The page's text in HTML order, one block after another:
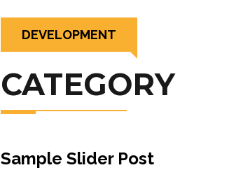
DEVELOPMENT
CATEGORY
Sample Slider Post